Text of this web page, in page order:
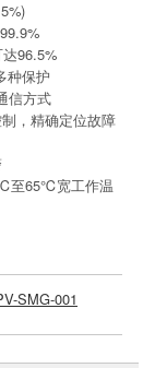
96.5%
种保护
信方式
，精确定位故障
至65℃宽工作温
SMG-001